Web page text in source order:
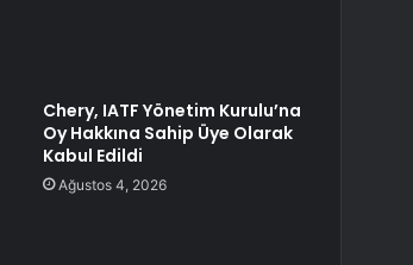
Chery, IATF Yönetim Kurulu’na
Oy Hakkına Sahip Üye Olarak
Kabul Edildi
Ağustos 4, 2026